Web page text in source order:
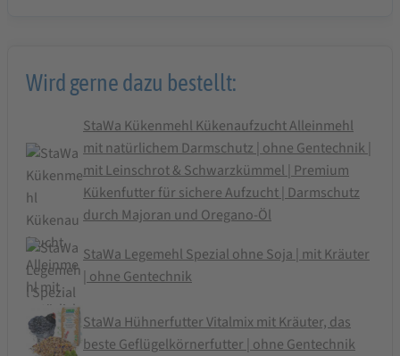
Wird gerne dazu bestellt:
StaWa Kükenmehl Kükenaufzucht Alleinmehl
mit natürlichem Darmschutz | ohne Gentechnik |
mit Leinschrot & Schwarzkümmel | Premium
Kükenfutter für sichere Aufzucht | Darmschutz
durch Majoran und Oregano-Öl
StaWa Legemehl Spezial ohne Soja | mit Kräuter
| ohne Gentechnik
StaWa Hühnerfutter Vitalmix mit Kräuter, das
beste Geflügelkörnerfutter | ohne Gentechnik